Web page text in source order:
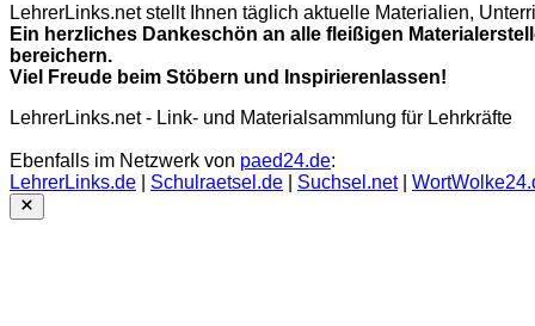
LehrerLinks.net stellt Ihnen täglich aktuelle Materialien,
Ein herzliches Dankeschön an alle fleißigen
bereichern.
Viel Freude beim Stöbern und Inspirierenlassen!
LehrerLinks.net - Link- und Materialsammlung für Lehrkräfte
Ebenfalls im Netzwerk von paed24.de:
LehrerLinks.de
Schulraetsel.de Suchsel.net|
Close